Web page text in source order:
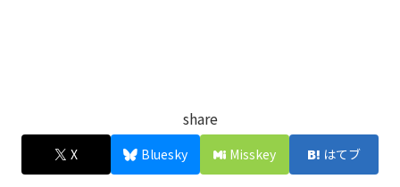
share
X Bluesky Misskey はてブ